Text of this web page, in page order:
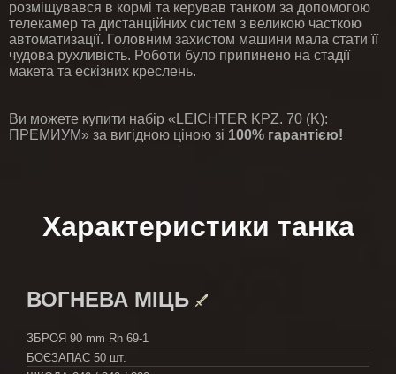
розміщувався в кормі та керував танком за допомогою
телекамер та дистанційних систем з великою часткою
автоматизації. Головним захистом машини мала стати її
чудова рухливість. Роботи було припинено на стадії
макета та ескізних креслень.
Ви можете купити набір «LEICHTER KPZ. 70 (K):
ПРЕМИУМ» за вигідною ціною зі 100% гарантією!
Характеристики танка
ВОГНЕВА МІЦЬ
ЗБРОЯ 90 mm Rh 69-1
БОЄЗАПАС 50 шт.